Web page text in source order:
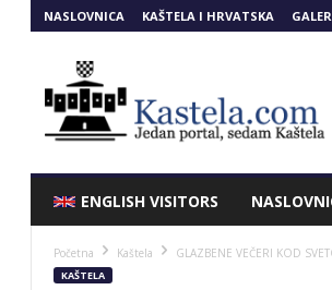
NASLOVNICA KAŠTELA I HRVATSKA
ENGLISH VISITORS
Početna Kaštela GLAZBENE VEČERI KOD
KAŠTELA